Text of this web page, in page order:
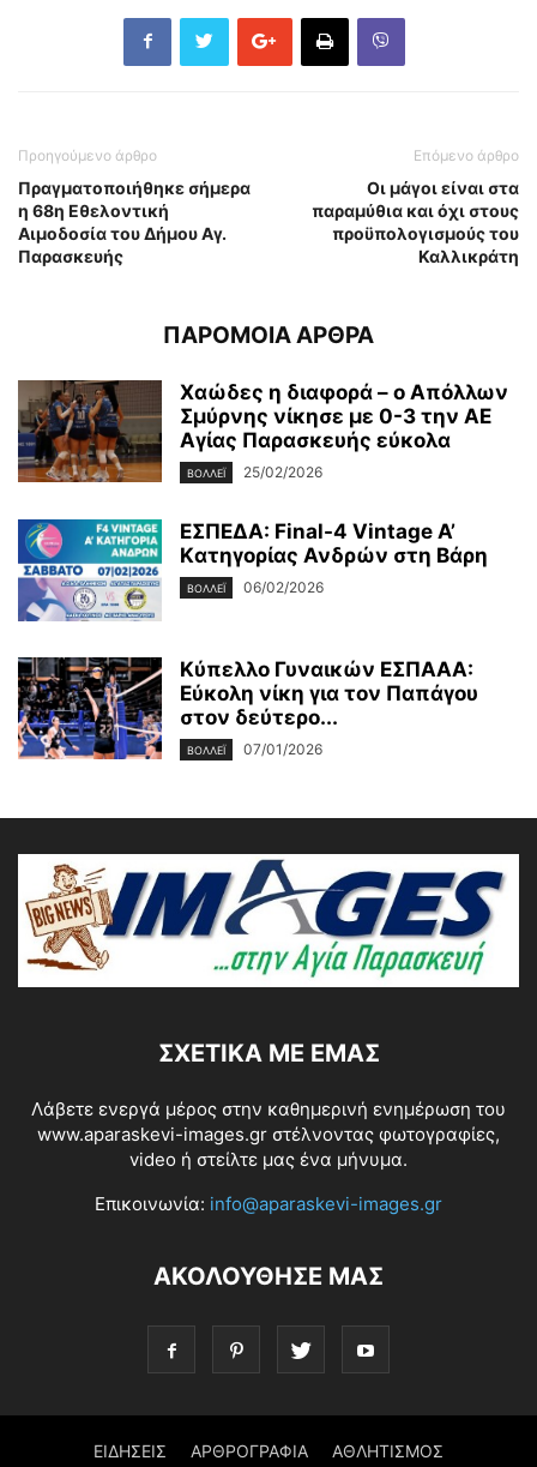
Προηγούμενο άρθρο
Πραγματοποιήθηκε σήμερα
η 68η Εθελοντική
Αιμοδοσία του Δήμου Αγ.
Παρασκευής
Επόμενο άρθρο
Οι μάγοι είναι στα
παραμύθια και όχι στους
προϋπολογισμούς του
Καλλικράτη
ΠΑΡΟΜΟΙΑ ΑΡΘΡΑ
Χαώδες η διαφορά – ο Απόλλων
Σμύρνης νίκησε με 0-3 την ΑΕ
Αγίας Παρασκευής εύκολα
ΒΟΛΛΕΪ 25/02/2026
EΣΠΕΔΑ: Final-4 Vintage A’
Kατηγορίας Ανδρών στη Βάρη
ΒΟΛΛΕΪ 06/02/2026
Κύπελλο Γυναικών ΕΣΠΑΑΑ:
Eύκολη νίκη για τον Παπάγου
στον δεύτερο...
ΒΟΛΛΕΪ 07/01/2026
ΣΧΕΤΙΚΆ ΜΕ ΕΜΆΣ
Λάβετε ενεργά μέρος στην καθημερινή ενημέρωση του
www.aparaskevi-images.gr στέλνοντας φωτογραφίες,
video ή στείλτε μας ένα μήνυμα.
Επικοινωνία: info@aparaskevi-images.gr
ΑΚΟΛΟΥΘΗΣΕ ΜΑΣ
ΕΙΔΗΣΕΙΣ ΑΡΘΡΟΓΡΑΦΙΑ ΑΘΛΗΤΙΣΜΟΣ